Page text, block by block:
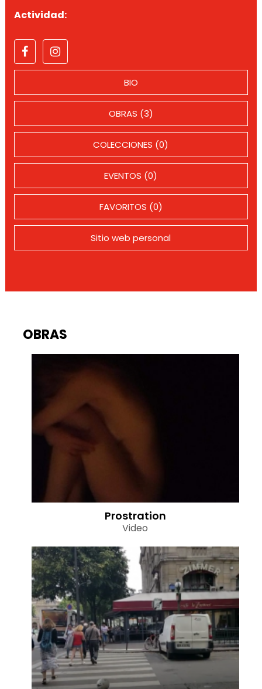
Actividad:
BIO
OBRAS (3)
COLECCIONES (0)
EVENTOS (0)
FAVORITOS (0)
Sitio web personal
OBRAS
Prostration
Video